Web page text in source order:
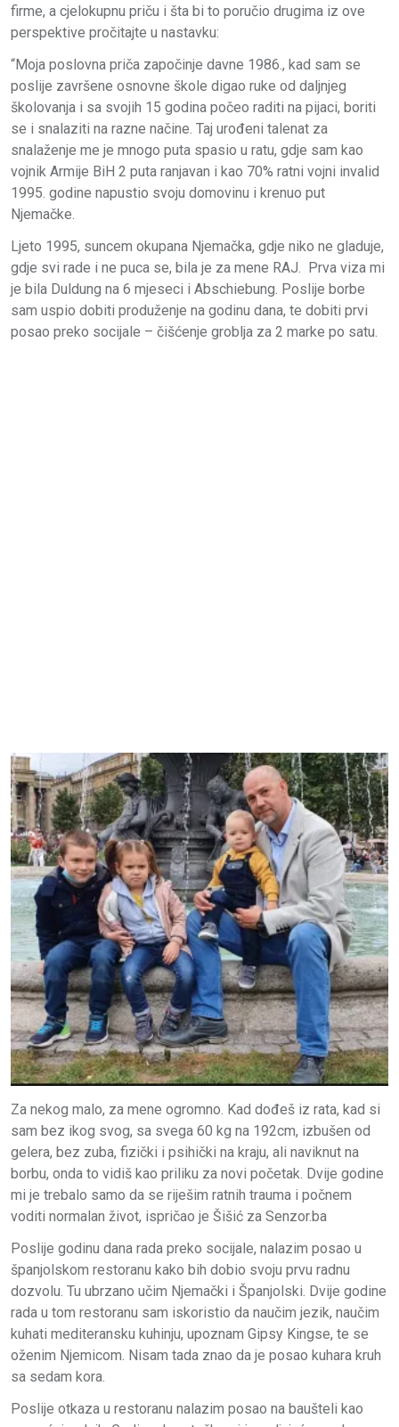
firme, a cjelokupnu priču i šta bi to poručio drugima iz ove
perspektive pročitajte u nastavku:
“Moja poslovna priča započinje davne 1986., kad sam se
poslije završene osnovne škole digao ruke od daljnjeg
školovanja i sa svojih 15 godina počeo raditi na pijaci, boriti
se i snalaziti na razne načine. Taj urođeni talenat za
snalaženje me je mnogo puta spasio u ratu, gdje sam kao
vojnik Armije BiH 2 puta ranjavan i kao 70% ratni vojni invalid
1995. godine napustio svoju domovinu i krenuo put
Njemačke.
Ljeto 1995, suncem okupana Njemačka, gdje niko ne gladuje,
gdje svi rade i ne puca se, bila je za mene RAJ. Prva viza mi
je bila Duldung na 6 mjeseci i Abschiebung. Poslije borbe
sam uspio dobiti produženje na godinu dana, te dobiti prvi
posao preko socijale – čišćenje groblja za 2 marke po satu.
Za nekog malo, za mene ogromno. Kad dođeš iz rata, kad si
sam bez ikog svog, sa svega 60 kg na 192cm, izbušen od
gelera, bez zuba, fizički i psihički na kraju, ali naviknut na
borbu, onda to vidiš kao priliku za novi početak. Dvije godine
mi je trebalo samo da se riješim ratnih trauma i počnem
voditi normalan život, ispričao je Šišić za Senzor.ba
Poslije godinu dana rada preko socijale, nalazim posao u
španjolskom restoranu kako bih dobio svoju prvu radnu
dozvolu. Tu ubrzano učim Njemački i Španjolski. Dvije godine
rada u tom restoranu sam iskoristio da naučim jezik, naučim
kuhati mediteransku kuhinju, upoznam Gipsy Kingse, te se
oženim Njemicom. Nisam tada znao da je posao kuhara kruh
sa sedam kora.
Poslije otkaza u restoranu nalazim posao na baušteli kao